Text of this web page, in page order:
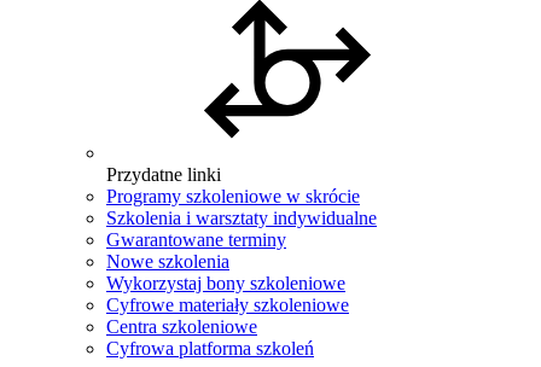
Przydatne linki
Programy szkoleniowe w skrócie
Szkolenia i warsztaty indywidualne
Gwarantowane terminy
Nowe szkolenia
Wykorzystaj bony szkoleniowe
Cyfrowe materiały szkoleniowe
Centra szkoleniowe
Cyfrowa platforma szkoleń